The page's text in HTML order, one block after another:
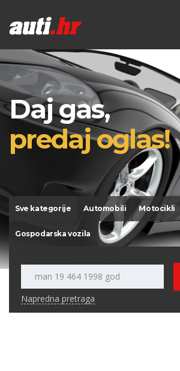
Daj gas,
predaj oglas!
Sve kategorije Automobili Motocikli
Gospodarska vozila
Napredna pretraga